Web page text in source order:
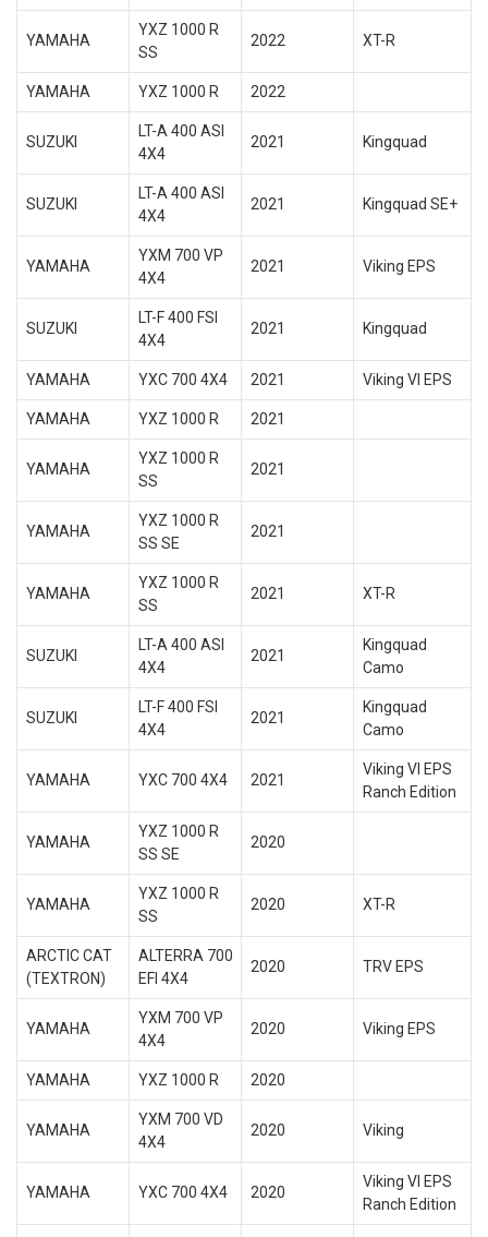
YAMAHA
YXZ 1000 R
SS
2022 XT-R
YAMAHA YXZ 1000 R 2022
SUZUKI
LT-A 400 ASI
4X4
2021 Kingquad
SUZUKI
LT-A 400 ASI
4X4
2021 Kingquad SE+
YAMAHA
YXM 700 VP
4X4
2021 Viking EPS
SUZUKI
LT-F 400 FSI
4X4
2021 Kingquad
YAMAHA YXC 700 4X4 2021 Viking VI EPS
YAMAHA YXZ 1000 R 2021
YAMAHA
YXZ 1000 R
SS
2021
YAMAHA
YXZ 1000 R
SS SE
2021
YAMAHA
YXZ 1000 R
SS
2021 XT-R
SUZUKI
LT-A 400 ASI
4X4
2021
Kingquad
Camo
SUZUKI
LT-F 400 FSI
4X4
2021
Kingquad
Camo
YAMAHA YXC 700 4X4 2021
Viking VI EPS
Ranch Edition
YAMAHA
YXZ 1000 R
SS SE
2020
YAMAHA
YXZ 1000 R
SS
2020 XT-R
ARCTIC CAT
(TEXTRON)
ALTERRA 700
EFI 4X4
2020 TRV EPS
YAMAHA
YXM 700 VP
4X4
2020 Viking EPS
YAMAHA YXZ 1000 R 2020
YAMAHA
YXM 700 VD
4X4
2020 Viking
YAMAHA YXC 700 4X4 2020
Viking VI EPS
Ranch Edition